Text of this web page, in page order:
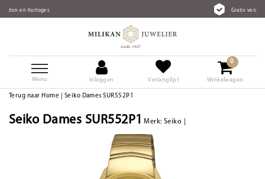
Gratis verzending vanaf €75
Menu Inloggen Verlanglijst
0
Winkelwagen
Terug naar Home Seiko Dames SUR552P1
Seiko Dames SUR552P1 Merk: Seiko